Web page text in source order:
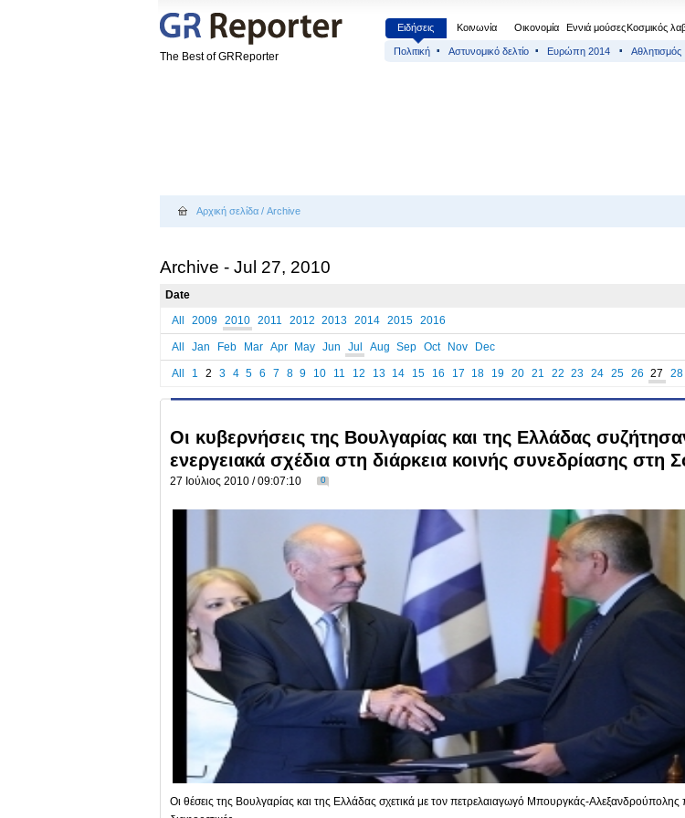
The Best of GRReporter
Ειδήσεις Κοινωνία Οικονομία Εννιά μούσεςΚοσμικός
Πολιτική Αστυνομικό δελτίο Ευρώπη 2014 Αθλητισμός
Αρχική σελίδα / Archive
Archive - Jul 27, 2010
Date
All
2009 2010 2011 2012 2013 2014 2015 2016
All Jan Feb Mar Apr May Jun Jul Aug Sep Oct Nov Dec
All 1 2 3 4 5 6 7 8 9 10 11 12 13 14 15 16 17 18 19 20 21 22 23 24 25 26 27 28
Οι κυβερνήσεις της Βουλγαρίας και της Ελλάδας
ενεργειακά σχέδια στη διάρκεια κοινής συνεδρίασης στη
27 Ιούλιος 2010 / 09:07:10 0
Οι θέσεις της Βουλγαρίας και της Ελλάδας σχετικά με τον πετρελαιαγωγό Μπουργκάς-Αλεξανδρούπολης